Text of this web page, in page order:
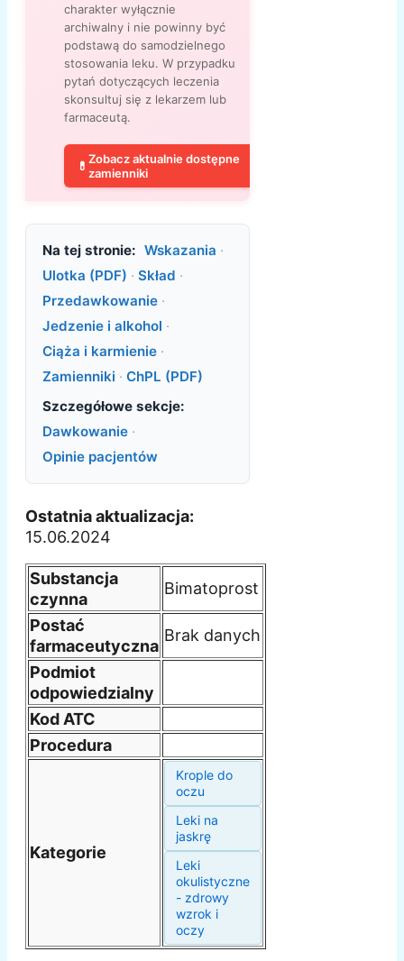
charakter wyłącznie
archiwalny i nie powinny być
podstawą do samodzielnego
stosowania leku. W przypadku
pytań dotyczących leczenia
skonsultuj się z lekarzem lub
farmaceutą.
💊 Zobacz aktualnie dostępne
zamienniki
Na tej stronie: Wskazania ·
Ulotka (PDF) · Skład ·
Przedawkowanie ·
Jedzenie i alkohol ·
Ciąża i karmienie ·
Zamienniki · ChPL (PDF)
Szczegółowe sekcje:
Dawkowanie ·
Opinie pacjentów
Ostatnia aktualizacja:
15.06.2024
Substancja
czynna
Bimatoprost
Postać
farmaceutyczna
Brak danych
Podmiot
odpowiedzialny
Kod ATC
Procedura
Kategorie
Krople do
oczu
Leki na
jaskrę
Leki
okulistyczne
- zdrowy
wzrok i
oczy